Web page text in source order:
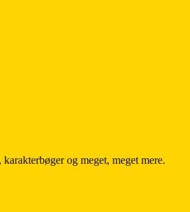
og meget, meget mere.